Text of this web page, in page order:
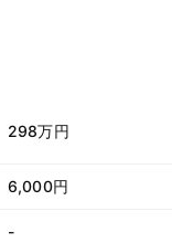
298万円
6,000円
-